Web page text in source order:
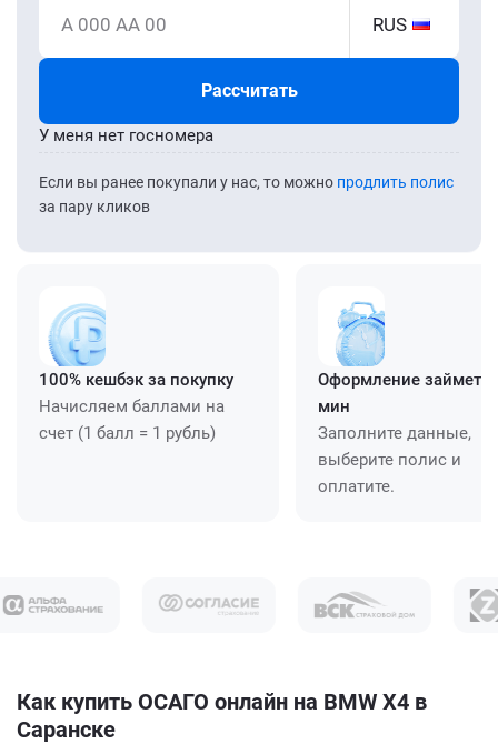
А 000 АА 00 RUS
Рассчитать
Если вы ранее покупали у нас, то можно продлить полис
за пару кликов
У меня нет госномера
100% кешбэк за покупку
Начисляем баллами на
счет (1 балл = 1 рубль)
Оформление займет
мин
Заполните данные,
выберите полис и
оплатите.
Как купить ОСАГО онлайн на BMW X4 в
Саранске